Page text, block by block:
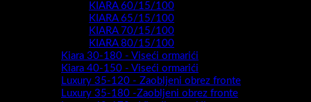
KIARA 60/15/100
KIARA 65/15/100
KIARA 70/15/100
KIARA 80/15/100
Kiara 30-180 - Viseći ormarići
Kiara 40-150 - Viseći ormarići
Luxury 35-120 - Zaobljeni obrez fronte
Luxury 35-180 -Zaobljeni obrez fronte